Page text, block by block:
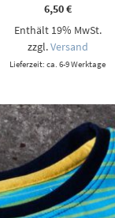
6,50€
Enthält 19% MwSt.
zzgl.Versand
Lieferzeit: ca. 6-9 Werktage